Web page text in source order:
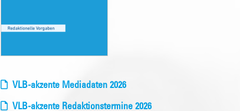
VLB-akzente Mediadaten 2026
VLB-akzente Redaktionstermine 2026